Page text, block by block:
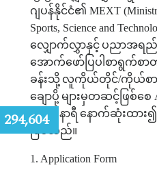
ဂျပန်နိုင်ငံ၏ MEXT
Sports, Science and
လျှောက်လွှာနှင့် ပညာအရည်
အောက်ဖော်ပြပါစာရွက်စာတ
ခန်းသို့ လူကိုယ်တိုင်/ကိုယ်စာ
ချောပို့ များမှတဆင့်ဖြစ်စေ
၄း၀၀
နာရီ နောက်ဆုံးထား၍
ဖြစ်သည်။
1. Application Form
294,604